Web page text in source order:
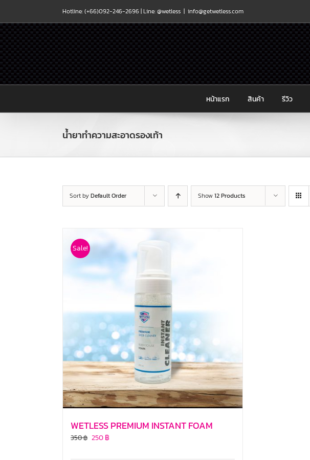
content
Hotline: (+66)092-246-2696 |Line: @wetless | info@getwetless.com
หน้าแรก สินค้า รีวิว
น้ำยาทำความสะอาดรองเท้า
Sort byDefault Order Show 12 Products
Sale!
WETLESS PREMIUM INSTANT FOAM
350฿ 250฿